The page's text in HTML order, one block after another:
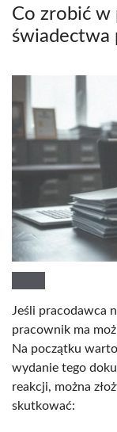
Co zrobić w
świadectwa
Jeśli pracodawca
pracownik ma
Na początku
wydanie tego
reakcji, można
skutkować: